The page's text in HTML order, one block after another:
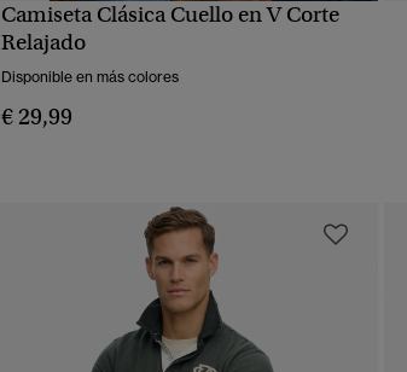
Camiseta Clásica Cuello en V Corte
Relajado
Disponible en más colores
€ 29,99